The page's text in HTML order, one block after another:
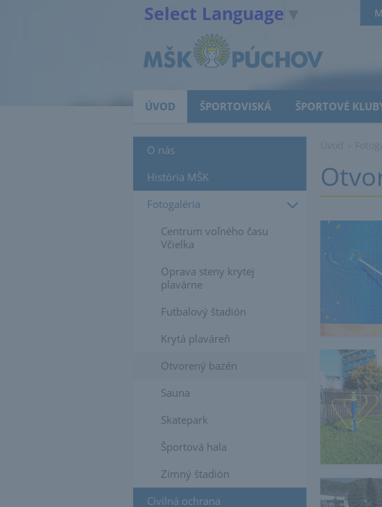
ÚVOD ŠPORTOVISKÁ ŠPORTOVÉ
Select Language
O nás
História MŠK
Fotogaléria
Centrum voľného času
Včielka
Oprava steny krytej
plavárne
Futbalový štadión
Krytá plaváreň
Otvorený bazén
Sauna
Skatepark
Športová hala
Zimný štadión
Civilná ochrana